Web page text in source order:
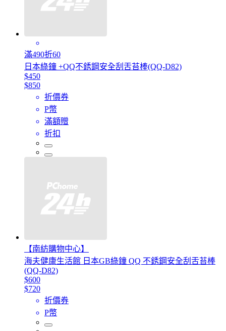
滿490折60
日本綠鐘 +QQ不銹鋼安全刮舌苔棒(QQ-D82)
$450
$850
折價券
P幣
滿額贈
折扣
【南紡購物中心】
海夫健康生活館 日本GB綠鐘 QQ 不銹鋼安全刮舌苔棒
(QQ-D82)
$600
$720
折價券
P幣